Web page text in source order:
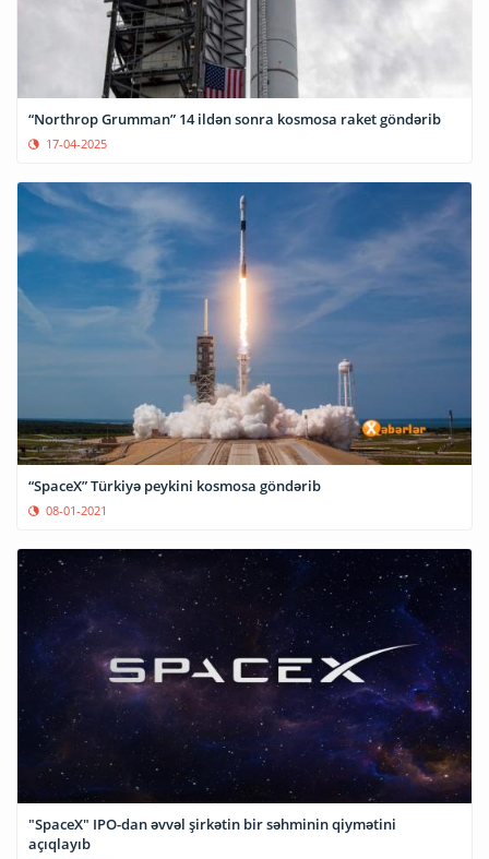
“Northrop Grumman” 14 ildən sonra kosmosa raket göndərib
17-04-2025
“SpaceX” Türkiyə peykini kosmosa göndərib
08-01-2021
"SpaceX" IPO-dan əvvəl şirkətin bir səhminin qiymətini
açıqlayıb